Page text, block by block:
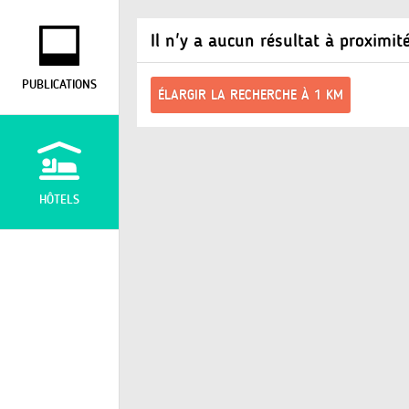
PUBLICATIONS
HÔTELS
Il n'y a aucun résultat à
ÉLARGIR LA RECHERCHE À 1 KM